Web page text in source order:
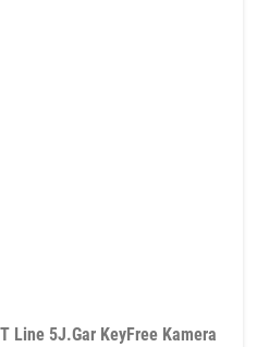
Line 5J.Gar KeyFree Kamera